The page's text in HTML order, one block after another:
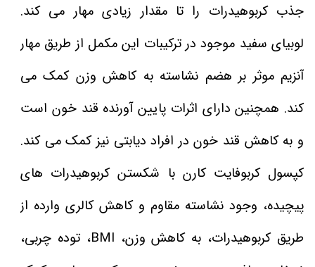
جذب کربوهیدرات را تا مقدار زیادی مهار می کند.
لوبیای سفید موجود در ترکیبات این مکمل از طریق مهار
آنزیم موثر بر هضم نشاسته به کاهش وزن کمک می
کند. همچنین دارای اثرات پایین آورنده قند خون است
و به کاهش قند خون در افراد دیابتی نیز کمک می کند.
کپسول کربوفایت کارن با شکستن کربوهیدرات های
پیچیده، وجود نشاسته مقاوم و کاهش کالری وارده از
طریق کربوهیدرات، به کاهش وزن، BMI، توده چربی،